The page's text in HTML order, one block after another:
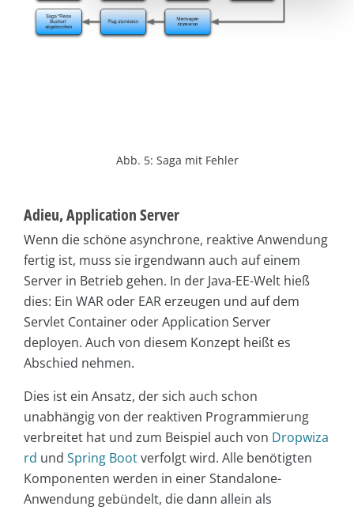
Abb. 5: Saga mit Fehler
Adieu, Application Server
Wenn die schöne asynchrone, reaktive Anwendung
fertig ist, muss sie irgendwann auch auf einem
Server in Betrieb gehen. In der Java-EE-Welt hieß
dies: Ein WAR oder EAR erzeugen und auf dem
Servlet Container oder Application Server
deployen. Auch von diesem Konzept heißt es
Abschied nehmen.
Dies ist ein Ansatz, der sich auch schon
unabhängig von der reaktiven Programmierung
verbreitet hat und zum Beispiel auch von Dropwiza
rd und Spring Bootverfolgt wird. Alle benötigten
Komponenten werden in einer Standalone-
Anwendung gebündelt, die dann allein als